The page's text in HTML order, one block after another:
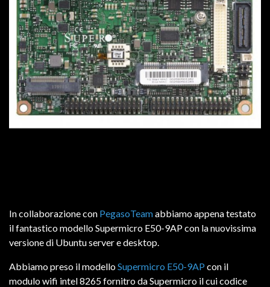
In collaborazione con PegasoTeamabbiamo appena testato
il fantastico modello Supermicro E50-9AP con la nuovissima
versione di Ubuntu server e desktop.
Abbiamo preso il modelloSupermicro E50-9AP con il
modulo wifi intel 8265 fornitro da Supermicro il cui codice